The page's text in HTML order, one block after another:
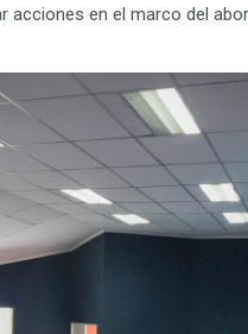
acciones en el marco del